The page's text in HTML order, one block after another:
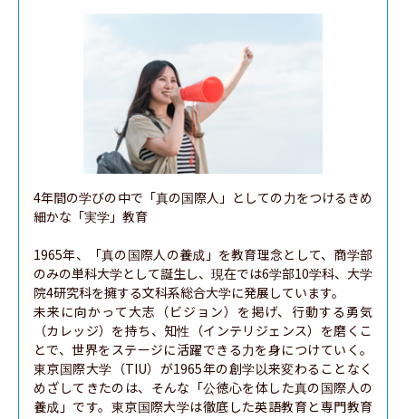
4年間の学びの中で「真の国際人」としての力をつけるきめ
細かな「実学」教育
1965年、「真の国際人の養成」を教育理念として、商学部
のみの単科大学として誕生し、現在では6学部10学科、大学
院4研究科を擁する文科系総合大学に発展しています。
未来に向かって大志（ビジョン）を掲げ、行動する勇気
（カレッジ）を持ち、知性（インテリジェンス）を磨くこ
とで、世界をステージに活躍できる力を身につけていく。
東京国際大学（TIU）が1965年の創学以来変わることなく
めざしてきたのは、そんな「公徳心を体した真の国際人の
養成」です。東京国際大学は徹底した英語教育と専門教育